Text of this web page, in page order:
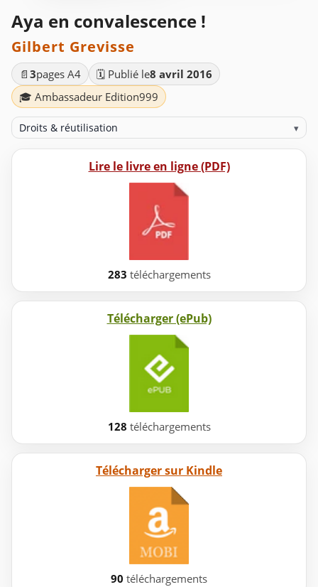
Aya en convalescence !
Gilbert Grevisse
📄 3pages A4 🗓️ Publié le8 avril 2016
🎓 Ambassadeur Edition999
Droits & réutilisation ▾
Lire le livre en ligne (PDF)
283 téléchargements
Télécharger (ePub)
128 téléchargements
Télécharger sur Kindle
90 téléchargements